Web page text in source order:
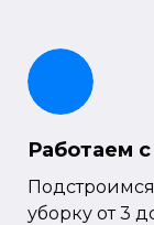
Работаем
уборку от 3